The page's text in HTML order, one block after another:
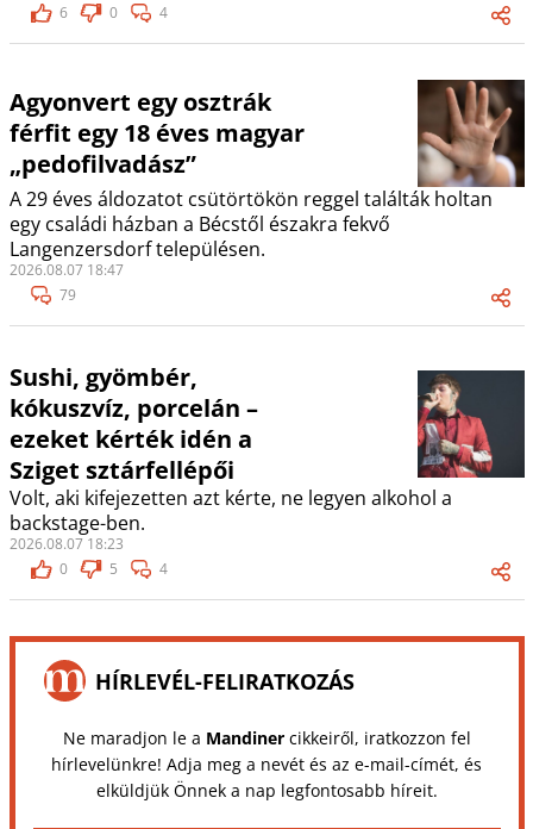
6
0 4
Agyonvert egy osztrák
férfit egy 18 éves magyar
„pedofilvadász”
A 29 éves áldozatot csütörtökön reggel találták holtan
egy családi házban a Bécstől északra fekvő
Langenzersdorf településen.
2026.08.07 18:47
79
Sushi, gyömbér,
kókuszvíz, porcelán –
ezeket kérték idén a
Sziget sztárfellépői
Volt, aki kifejezetten azt kérte, ne legyen alkohol a
backstage-ben.
2026.08.07 18:23
0
5 4
HÍRLEVÉL-FELIRATKOZÁS
Ne maradjon le a Mandinercikkeiről, iratkozzon fel
hírlevelünkre! Adja meg a nevét és az e-mail-címét, és
elküldjük Önnek a nap legfontosabb híreit.